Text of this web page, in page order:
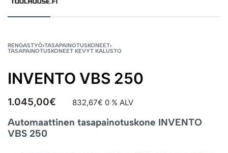
RENGASTYÖ›TASAPAINOTUSKONEET›
TASAPAINOTUSKONEET KEVYT KALUSTO
INVENTO VBS 250
1.045,00€ 832,67€ 0 % ALV
Automaattinen tasapainotuskone INVENTO
VBS 250